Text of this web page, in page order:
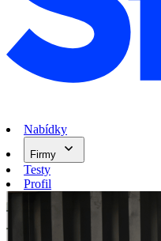
Nabídky
Firmy
Testy
Profil